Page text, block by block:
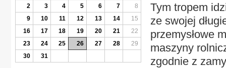
Tym tropem
ze swojej
przemysłowe
maszyny
zgodnie z
2
3 4 5 6 7
8
9
10 11 12 13 14
15
16
17 18 19 20 21
22
23
24 25 26 27 28
29
30
31